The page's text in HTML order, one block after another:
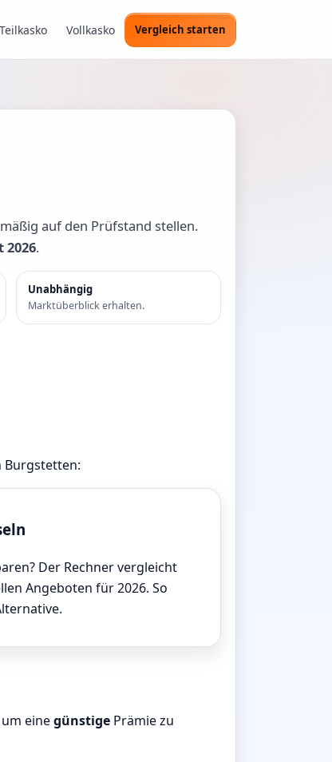
Teilkasko Vollkasko Vergleich starten
auf den Prüfstand stellen.
2026.
Unabhängig
Marktüberblick erhalten.
Burgstetten:
Der Rechner vergleicht
Angeboten für 2026. So
einegünstige Prämie zu